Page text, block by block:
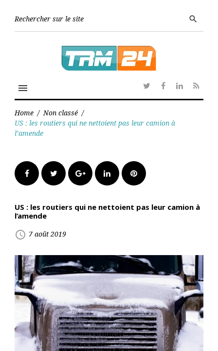
search
menu
TwitterFacebook
Linkedin
RSS
Home / Non classé /
US : les routiers qui ne nettoient pas leur camion à
l’amende
FacebookTwitter Google+LinkedInPinterest
US : les routiers qui ne nettoient pas leur camion à
l’amende
access_time 7 août 2019